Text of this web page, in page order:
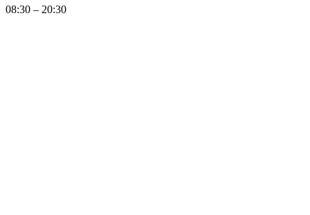
08:30 – 20:30